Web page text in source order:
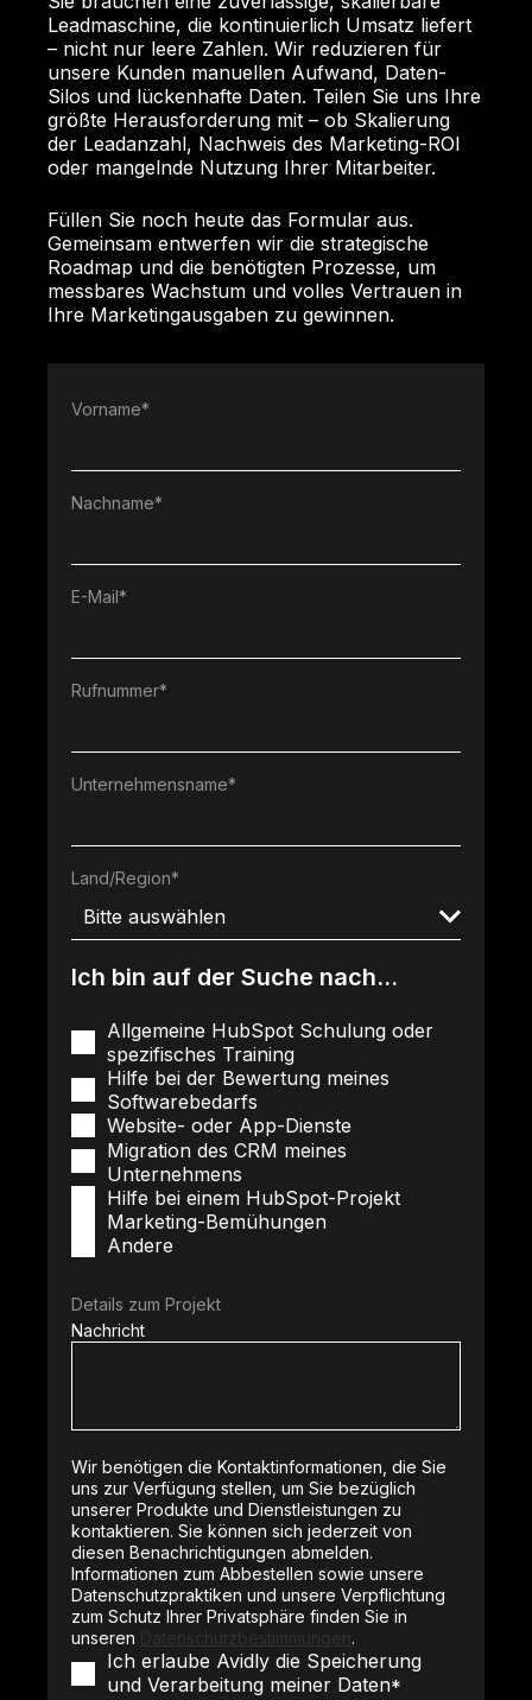
Leadmaschine, die kontinuierlich Umsatz liefert
– nicht nur leere Zahlen. Wir reduzieren für
unsere Kunden manuellen Aufwand, Daten-
Silos und lückenhafte Daten. Teilen Sie uns Ihre
größte Herausforderung mit – ob Skalierung
der Leadanzahl, Nachweis des Marketing-ROI
oder mangelnde Nutzung Ihrer Mitarbeiter.
Füllen Sie noch heute das Formular aus.
Gemeinsam entwerfen wir die strategische
Roadmap und die benötigten Prozesse, um
messbares Wachstum und volles Vertrauen in
Ihre Marketingausgaben zu gewinnen.
Vorname*
Nachname*
E-Mail*
Rufnummer*
Unternehmensname*
Land/Region*
Ich bin auf der Suche nach...
Allgemeine HubSpot Schulung oder
spezifisches Training
Hilfe bei der Bewertung meines
Softwarebedarfs
Website- oder App-Dienste
Migration des CRM meines
Unternehmens
Hilfe bei einem HubSpot-Projekt
Marketing-Bemühungen
Andere
Details zum Projekt
Nachricht
Wir benötigen die Kontaktinformationen, die Sie
uns zur Verfügung stellen, um Sie bezüglich
unserer Produkte und Dienstleistungen zu
kontaktieren. Sie können sich jederzeit von
diesen Benachrichtigungen abmelden.
Informationen zum Abbestellen sowie unsere
Datenschutzpraktiken und unsere Verpflichtung
zum Schutz Ihrer Privatsphäre finden Sie in
unseren
Datenschutzbestimmungen .
Ich erlaube Avidly die Speicherung
und Verarbeitung meiner Daten*